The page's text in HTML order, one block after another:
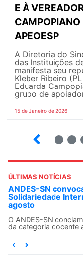
E À
CAMPOPIANO
APEOESP
A Diretoria do
das Instituições
manifesta seu
Kleber Ribeiro
Eduarda
grupo de
15 de Janeiro de 2026
ÚLTIMAS NOTÍCIAS
ANDES-SN
Solidariedade
agosto
O ANDES-SN
da categoria docente